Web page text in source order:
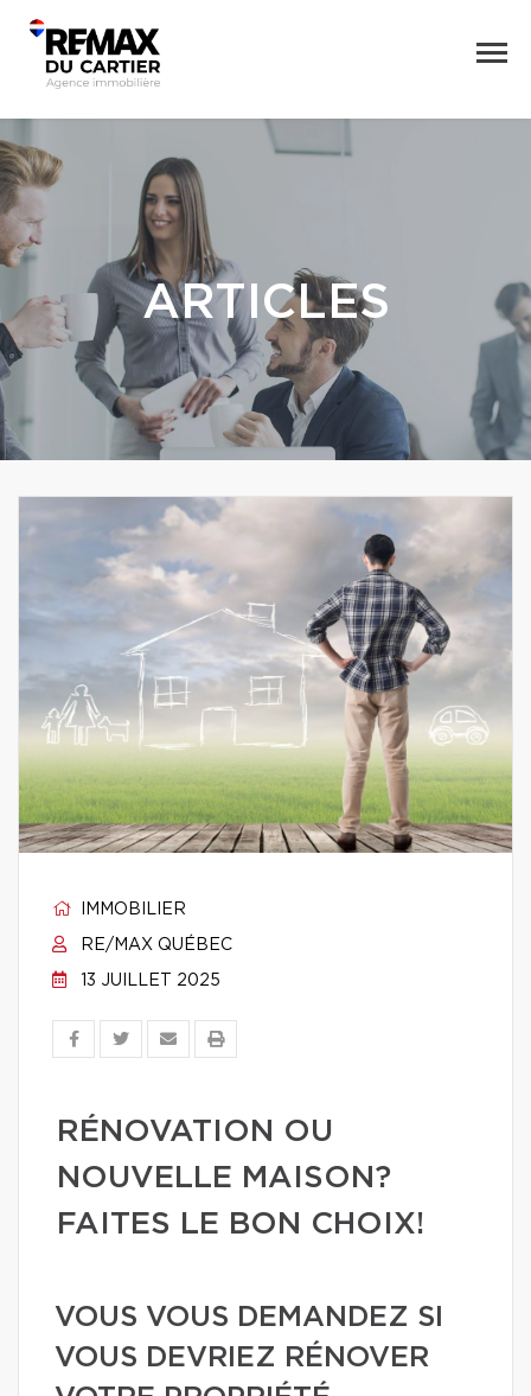
ARTICLES
IMMOBILIER
RE/MAX QUÉBEC
13 JUILLET 2025
RÉNOVATION OU
NOUVELLE MAISON?
FAITES LE BON CHOIX!
VOUS VOUS DEMANDEZ SI
VOUS DEVRIEZ RÉNOVER